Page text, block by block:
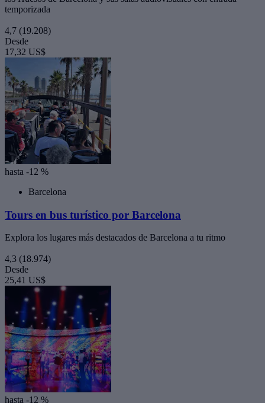
temporizada
4,7 (19.208)
Desde
17,32 US$
hasta -12 %
Barcelona
Tours en bus turístico por Barcelona
Explora los lugares más destacados de Barcelona a tu ritmo
4,3 (18.974)
Desde
25,41 US$
hasta -12 %